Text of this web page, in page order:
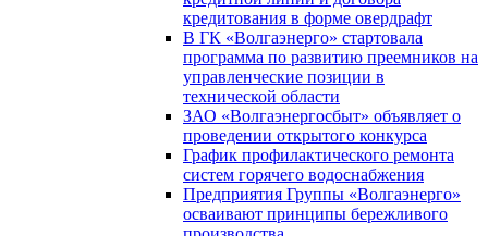
кредитования в форме овердрафт
В ГК «Волгаэнерго» стартовала
программа по развитию преемников на
управленческие позиции в
технической области
ЗАО «Волгаэнергосбыт» объявляет о
проведении открытого конкурса
График профилактического ремонта
систем горячего водоснабжения
Предприятия Группы «Волгаэнерго»
осваивают принципы бережливого